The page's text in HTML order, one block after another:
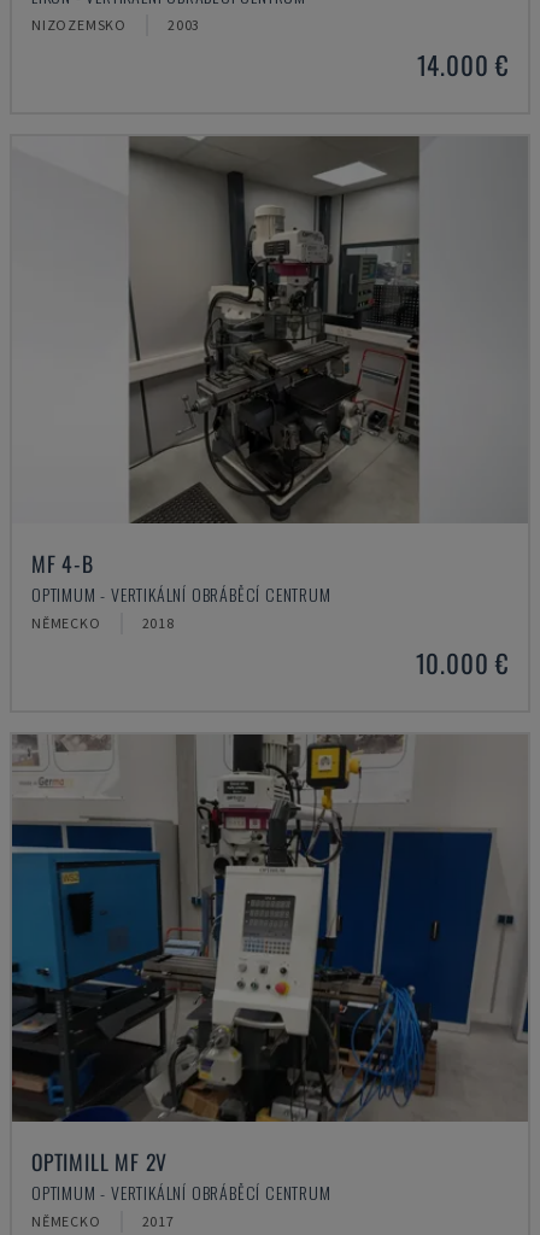
NIZOZEMSKO 2003
14.000 €
MF 4-B
OPTIMUM - VERTIKÁLNÍ OBRÁBĚCÍ CENTRUM
NĚMECKO 2018
10.000 €
OPTIMILL MF 2V
OPTIMUM - VERTIKÁLNÍ OBRÁBĚCÍ CENTRUM
NĚMECKO 2017